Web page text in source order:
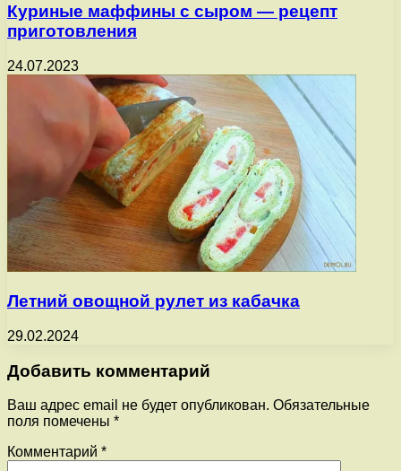
Куриные маффины с сыром — рецепт
приготовления
24.07.2023
Летний овощной рулет из кабачка
29.02.2024
Добавить комментарий
Ваш адрес email не будет опубликован. Обязательные
поля помечены *
Комментарий *